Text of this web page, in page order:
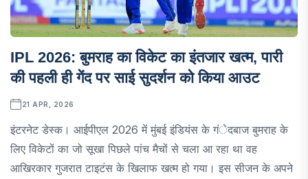
IPL 2026: बुमराह का विकेट का इंतजार खत्म, पारी
की पहली ही गेंद पर साई सुदर्शन को किया आउट
21 APR, 2026
इंटरनेट डेस्क। आईपीएल 2026 में मुंबई इंडियंस के गंेदबाज बुमराह के
लिए विकेटों का जो सूखा पिछले पांच मैचों से चला आ रहा था वह
आखिरकार गुजरात टाइटंस के खिलाफ खत्म हो गया। इस सीजन के अपने